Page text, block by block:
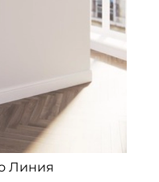
Линия